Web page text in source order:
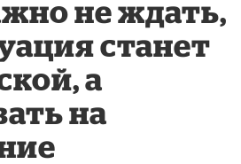
не ждать,
станет
а
на